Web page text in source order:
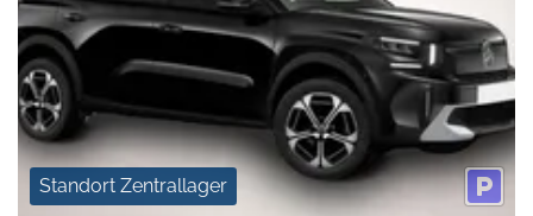
Standort Zentrallager